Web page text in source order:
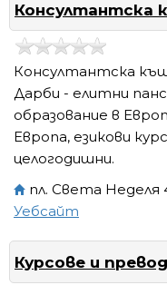
Консултантска
Консултантска
Дарби - елитни
образование в
Европа, езикови
целогодишни.
пл. Света Неделя
Уебсайт
Курсове и